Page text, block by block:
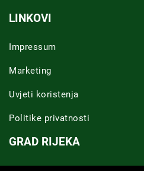
LINKOVI
Impressum
Marketing
Uvjeti koristenja
Politike privatnosti
GRAD RIJEKA